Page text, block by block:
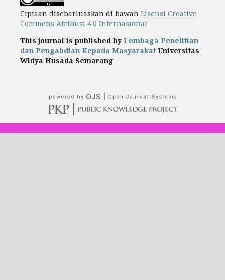
Ciptaan disebarluaskan di bawah Lisensi Creative
Commons Atribusi 4.0 Internasional
This journal is published by Lembaga Penelitian
dan Pengabdian Kepada Masyarakat Universitas
Widya Husada Semarang